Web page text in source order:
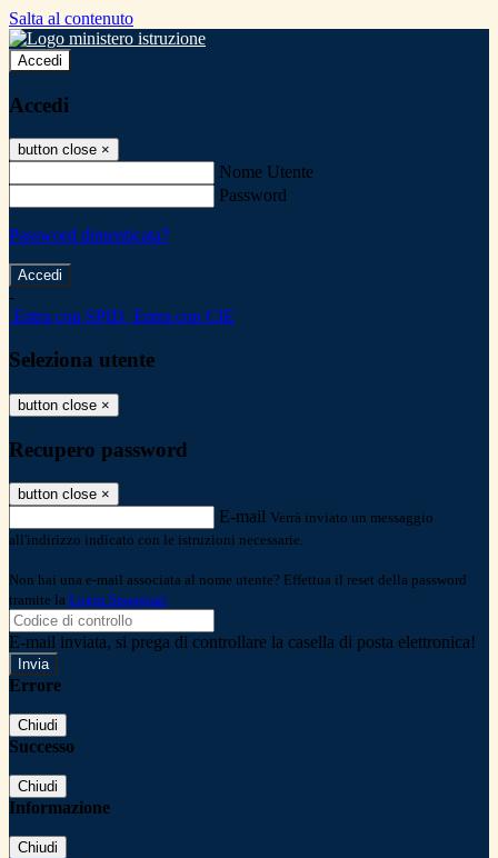
Salta al contenuto
Accedi
Accedi
button close ×
Nome Utente
Password
Password dimenticata?
-
Entra con SPID Entra con CIE
Seleziona utente
button close ×
Recupero password
button close ×
E-mail Verrà inviato un messaggio
all'indirizzo indicato con le istruzioni necessarie.
Non hai una e-mail associata al nome utente? Effettua il reset della password
tramite la Login Spaggiari
E-mail inviata, si prega di controllare la casella di posta elettronica!
Errore
Chiudi
Successo
Chiudi
Informazione
Chiudi